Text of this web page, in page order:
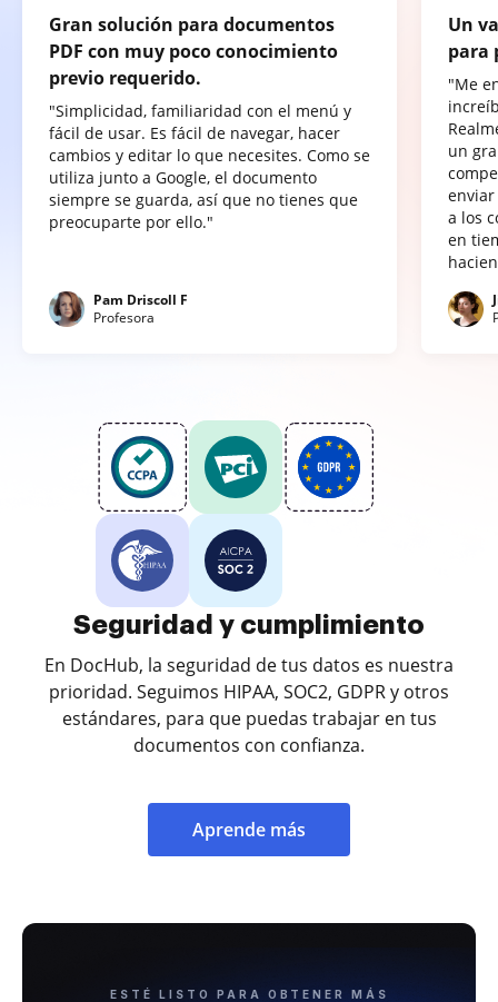
Gran solución para documentos
PDF con muy poco conocimiento
previo requerido.
"Simplicidad, familiaridad con el menú y
fácil de usar. Es fácil de navegar, hacer
cambios y editar lo que necesites. Como se
utiliza junto a Google, el documento
siempre se guarda, así que no tienes que
preocuparte por ello."
Pam Driscoll F
Profesora
Un
para
"Me
un
a los
en
Seguridad y cumplimiento
En DocHub, la seguridad de tus datos es nuestra
prioridad. Seguimos HIPAA, SOC2, GDPR y otros
estándares, para que puedas trabajar en tus
documentos con confianza.
Aprende más
ESTÉ LISTO PARA OBTENER MÁS